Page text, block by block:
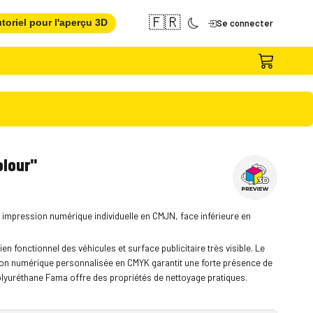
pour l'aperçu 3D 🇫🇷 Se connecter
numérique individuelle en CMJN, face inférieure en
fonctionnel des véhicules et surface publicitaire très visible. Le
numérique personnalisée en CMYK garantit une forte présence de
Fama offre des propriétés de nettoyage pratiques.